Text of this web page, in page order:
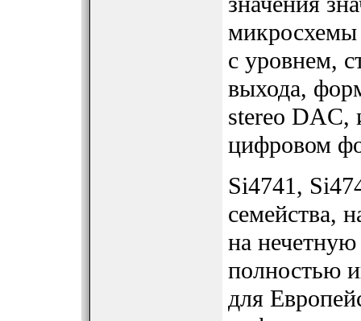
микросхемы
с уровнем,
выхода,
stereo DAC,
цифровом
Si4741,
семейства,
на
полностью
для